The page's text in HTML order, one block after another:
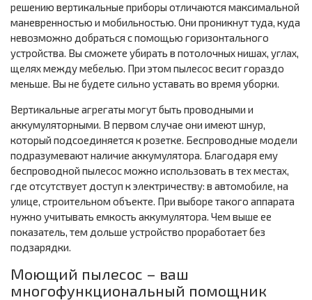
решению вертикальные приборы отличаются максимальной
маневренностью и мобильностью. Они проникнут туда, куда
невозможно добраться с помощью горизонтального
устройства. Вы сможете убирать в потолочных нишах, углах,
щелях между мебелью. При этом пылесос весит гораздо
меньше. Вы не будете сильно уставать во время уборки.
Вертикальные агрегаты могут быть проводными и
аккумуляторными. В первом случае они имеют шнур,
который подсоединяется к розетке. Беспроводные модели
подразумевают наличие аккумулятора. Благодаря ему
беспроводной пылесос можно использовать в тех местах,
где отсутствует доступ к электричеству: в автомобиле, на
улице, строительном объекте. При выборе такого аппарата
нужно учитывать емкость аккумулятора. Чем выше ее
показатель, тем дольше устройство проработает без
подзарядки.
Моющий пылесос – ваш
многофункциональный помощник